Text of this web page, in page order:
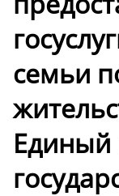
семьи
Единый